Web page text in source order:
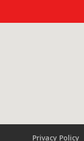
Privacy Policy